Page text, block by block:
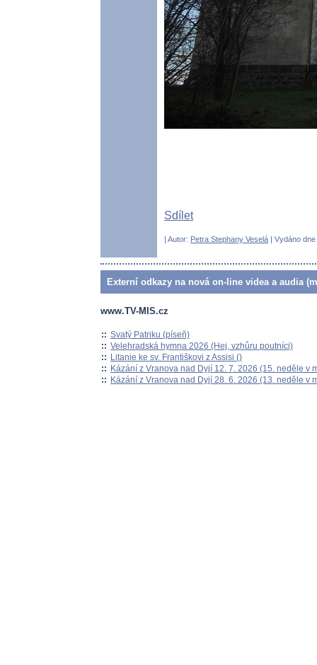
Sdílet
| Autor: Petra Stephany Veselá | Vydáno
Externí odkazy na nová on-line videa a audia
www.TV-MIS.cz
:: Svatý Patriku (píseň)
:: Velehradská hymna 2026 (Hej, vzhůru poutníci)
:: Litanie ke sv. Františkovi z Assisi ()
:: Kázání z Vranova nad Dyjí 12. 7. 2026 (15. neděle v
:: Kázání z Vranova nad Dyjí 28. 6. 2026 (13. neděle v